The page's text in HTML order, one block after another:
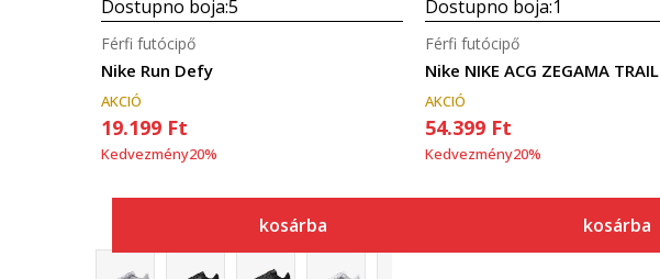
Dostupno boja:5
Nike Run Defy
Férfi futócipő
AKCIÓ
19.199 Ft
Kedvezmény20%
kosárba
Dostupno boja:1
Nike NIKE ACG ZEGAMA TRAIL
Férfi futócipő
AKCIÓ
54.399 Ft
Kedvezmény20%
kosárba